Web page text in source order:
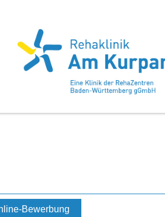
Bewerbung